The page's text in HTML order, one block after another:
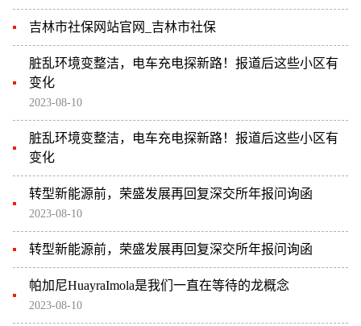
吉林市社保网站官网_吉林市社保
脏乱环境变整洁，电车充电探新路！报道后这些小区有
变化
2023-08-10
脏乱环境变整洁，电车充电探新路！报道后这些小区有
变化
转型新能源前，荣盛发展再回复深交所年报问询函
2023-08-10
转型新能源前，荣盛发展再回复深交所年报问询函
帕加尼HuayraImola是我们一直在等待的龙概念
2023-08-10